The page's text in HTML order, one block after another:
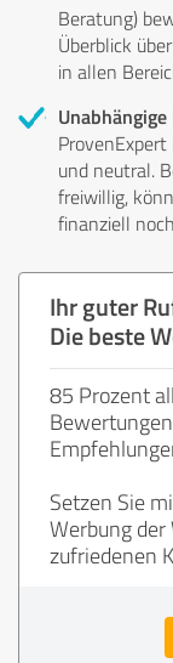
Beratung)
Überblick
in allen
und neutral.
freiwillig,
finanziell
Ihr guter
Die beste
85 Prozent
Setzen Sie
Werbung
zufriedenen